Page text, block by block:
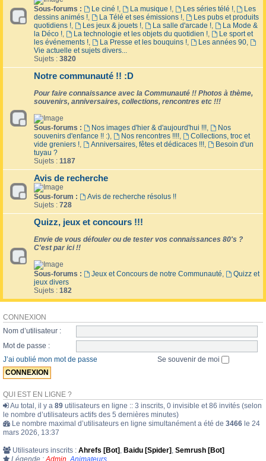
Sous-forums : Le ciné !, La musique !, Les séries télé !,
Les
dessins animés !, La Télé et ses émissions !,
Les pubs et produits
quotidiens !, Les jeux & jouets !, La salle d'arcade !,
La Mode &
la Déco !, La technologie et les objets du quotidien !,
Le sport et
les événements !, La Presse et les bouquins !, Les années 90,
Vie actuelle et sujets divers...
Sujets : 3820
Notre communauté !! :D
Pour faire connaissance avec la Communauté !! Photos à thème,
souvenirs, anniversaires, collections, rencontres etc !!!
Sous-forums : Nos images d'hier & d'aujourd'hui !!!,
Nos
souvenirs d'enfance !! :), Nos rencontres !!!!,
Collections, troc et
vide greniers !, Anniversaires, fêtes et dédicaces !!!,
Besoin d'un
tuyau ?
Sujets : 1187
Avis de recherche
Sous-forum :
Avis de recherche résolus !!
Sujets : 728
Quizz, jeux et concours !!!
Envie de vous défouler ou de tester vos connaissances 80's ?
C'est par ici !!
Sous-forums : Jeux et Concours de notre Communauté,
Quizz et
jeux divers
Sujets : 182
CONNEXION
Nom d’utilisateur :
Mot de passe :
J’ai oublié mon mot de passe
Se souvenir de moi
QUI EST EN LIGNE ?
Au total, il y a 89 utilisateurs en ligne :: 3 inscrits, 0 invisible et 86 invités (selon
le nombre d’utilisateurs actifs des 5 dernières minutes)
Le nombre maximal d’utilisateurs en ligne simultanément a été de 3466 le 24
mars 2026, 13:37
Utilisateurs inscrits : Ahrefs [Bot] , Baidu [Spider] , Semrush [Bot]
Légende : Admin Animateurs